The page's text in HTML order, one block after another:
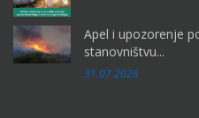
Apel i upozorenje
stanovništvu...
31.07.2026